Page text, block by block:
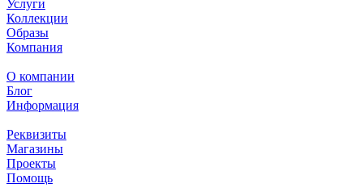
Услуги
Коллекции
Образы
Компания
О компании
Блог
Информация
Реквизиты
Магазины
Проекты
Помощь